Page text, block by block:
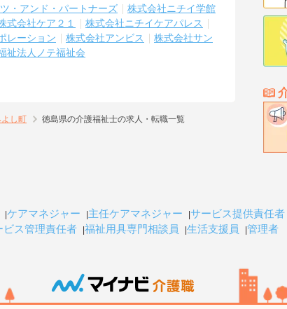
・アンド・パートナーズ
株式会社ニチイ学館
式会社ケア２１
株式会社ニチイケアパレス
レーション 株式会社アンビス
株式会社サン
祉法人ノテ福祉会
し町 徳島県の介護福祉士の求人・転職一覧
ケアマネジャー 主任ケアマネジャー
サービス提供責任者
ビス管理責任者
福祉用具専門相談員 生活支援員 管理者